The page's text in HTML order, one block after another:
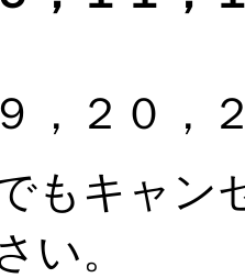
，２０
もキャン
い。